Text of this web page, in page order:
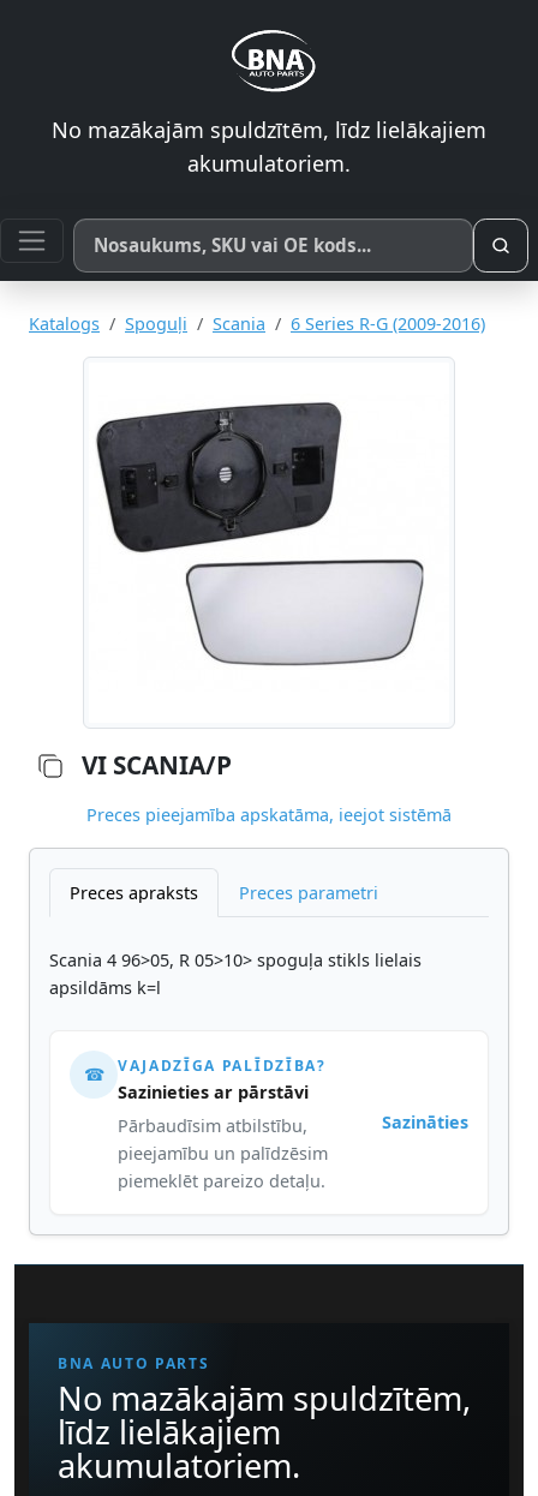
No mazākajām spuldzītēm, līdz lielākajiem
akumulatoriem.
Meklēt pēc produkta nosaukuma, SKU vai OE koda
Katalogs Spoguļi Scania 6 Series R-G (2009-2016)
VI SCANIA/P
Preces pieejamība apskatāma, ieejot sistēmā
Preces apraksts Preces parametri
Scania 4 96>05, R 05>10> spoguļa stikls lielais
apsildāms k=l
☎ VAJADZĪGA PALĪDZĪBA?
Sazinieties ar pārstāvi
Pārbaudīsim atbilstību,
pieejamību un palīdzēsim
piemeklēt pareizo detaļu.
Sazināties
BNA AUTO PARTS
No mazākajām spuldzītēm,
līdz lielākajiem
akumulatoriem.